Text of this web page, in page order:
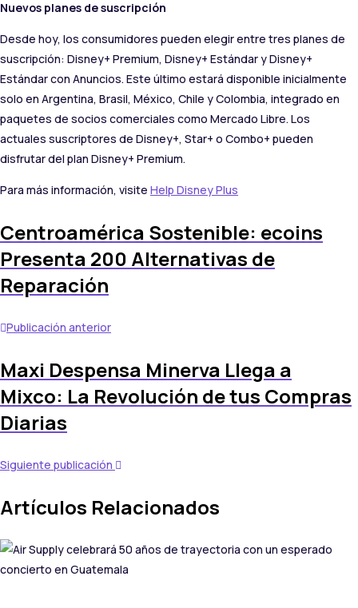
Nuevos planes de suscripción
Desde hoy, los consumidores pueden elegir entre tres planes de
suscripción: Disney+ Premium, Disney+ Estándar y Disney+
Estándar con Anuncios. Este último estará disponible inicialmente
solo en Argentina, Brasil, México, Chile y Colombia, integrado en
paquetes de socios comerciales como Mercado Libre. Los
actuales suscriptores de Disney+, Star+ o Combo+ pueden
disfrutar del plan Disney+ Premium.
Para más información, visite Help Disney Plus
Centroamérica Sostenible: ecoins
Presenta 200 Alternativas de
Reparación
Publicación anterior
Maxi Despensa Minerva Llega a
Mixco: La Revolución de tus Compras
Diarias
Siguiente publicación
Artículos Relacionados